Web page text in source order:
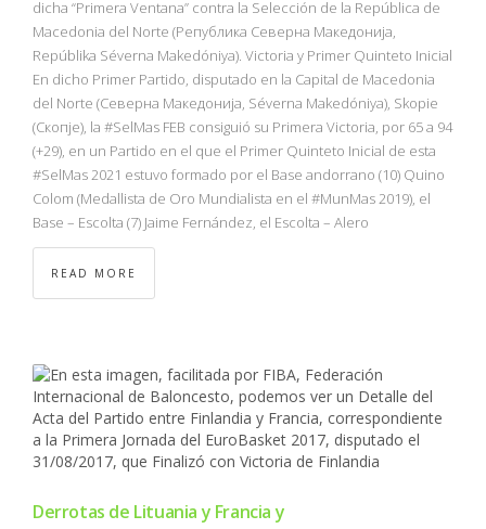
RIO 2016
dicha “Primera Ventana” contra la Selección de la República de
Macedonia del Norte (Република Северна Македонија,
Repúblika Séverna Makedóniya). Victoria y Primer Quinteto Inicial
En dicho Primer Partido, disputado en la Capital de Macedonia
del Norte (Северна Македонија, Séverna Makedóniya), Skopie
(Скопје), la #SelMas FEB consiguió su Primera Victoria, por 65 a 94
(+29), en un Partido en el que el Primer Quinteto Inicial de esta
#SelMas 2021 estuvo formado por el Base andorrano (10) Quino
Colom (Medallista de Oro Mundialista en el #MunMas 2019), el
Base – Escolta (7) Jaime Fernández, el Escolta – Alero
READ MORE
Derrotas de Lituania y Francia y